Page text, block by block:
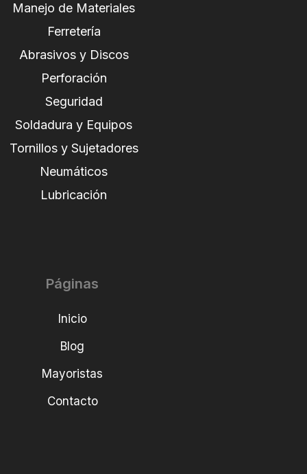
Manejo de Materiales
Ferretería
Abrasivos y Discos
Perforación
Seguridad
Soldadura y Equipos
Tornillos y Sujetadores
Neumáticos
Lubricación
Páginas
Inicio
Blog
Mayoristas
Contacto